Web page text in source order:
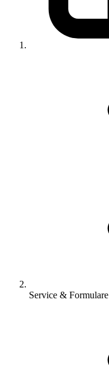
Service & Formulare